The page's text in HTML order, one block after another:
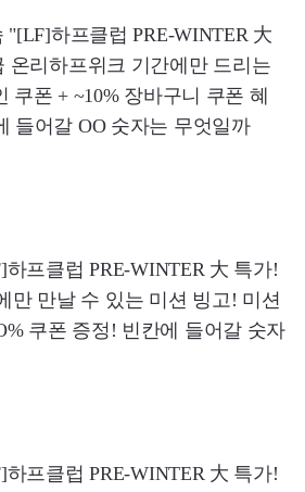
"[LF]하프클럽 PRE-WINTER 大
온리하프위크 기간에만 드리는
쿠폰 + ~10% 장바구니 쿠폰 혜
들어갈 OO 숫자는 무엇일까
프클럽 PRE-WINTER 大 특가!
만 만날 수 있는 미션 빙고! 미션
쿠폰 증정! 빈칸에 들어갈 숫자
프클럽 PRE-WINTER 大 특가!